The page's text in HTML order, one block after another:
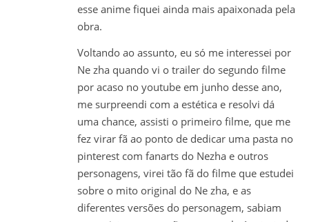
esse anime fiquei ainda mais apaixonada pela
obra.
Voltando ao assunto, eu só me interessei por
Ne zha quando vi o trailer do segundo filme
por acaso no youtube em junho desse ano,
me surpreendi com a estética e resolvi dá
uma chance, assisti o primeiro filme, que me
fez virar fã ao ponto de dedicar uma pasta no
pinterest com fanarts do Nezha e outros
personagens, virei tão fã do filme que estudei
sobre o mito original do Ne zha, e as
diferentes versões do personagem, sabiam